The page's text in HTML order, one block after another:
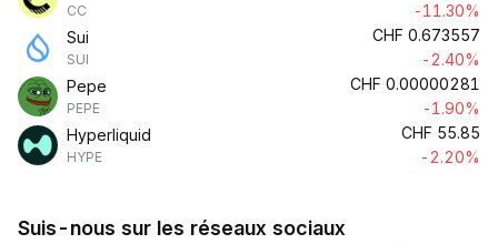
CC
-11.30%
Sui
SUI
CHF 0.673557
-2.40%
Pepe
PEPE
CHF 0.00000281
-1.90%
Hyperliquid
HYPE
CHF 55.85
-2.20%
Suis-nous sur les réseaux sociaux